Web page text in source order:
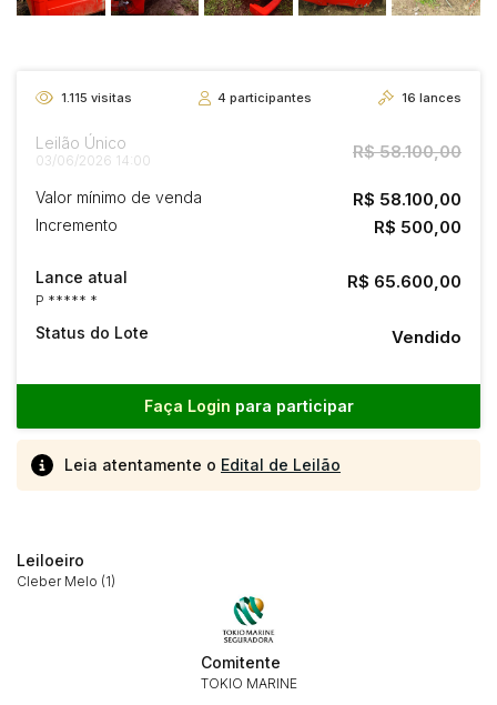
1.115 visitas 4participantes 16 lances
Leilão Único
03/06/2026 14:00 R$ 58.100,00
Valor mínimo de venda R$ 58.100,00
Incremento R$ 500,00
Lance atual
P ***** *
R$ 65.600,00
Status do Lote Vendido
Faça Login para participar
Leia atentamente o Edital de Leilão
Leiloeiro
Cleber Melo (1)
Comitente
TOKIO MARINE